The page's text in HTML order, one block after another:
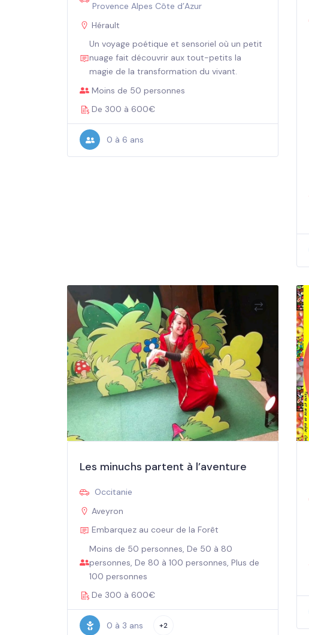
Provence Alpes Côte d’Azur
Hérault
Un voyage poétique et sensoriel où un petit
nuage fait découvrir aux tout-petits la
magie de la transformation du vivant.
Moins de 50 personnes
De 300 à 600€
0 à 6 ans
Les minuchs partent à l’aventure
Occitanie
Aveyron
Embarquez au coeur de la Forêt
Moins de 50 personnes, De 50 à 80
personnes, De 80 à 100 personnes, Plus de
100 personnes
De 300 à 600€
0 à 3 ans +2